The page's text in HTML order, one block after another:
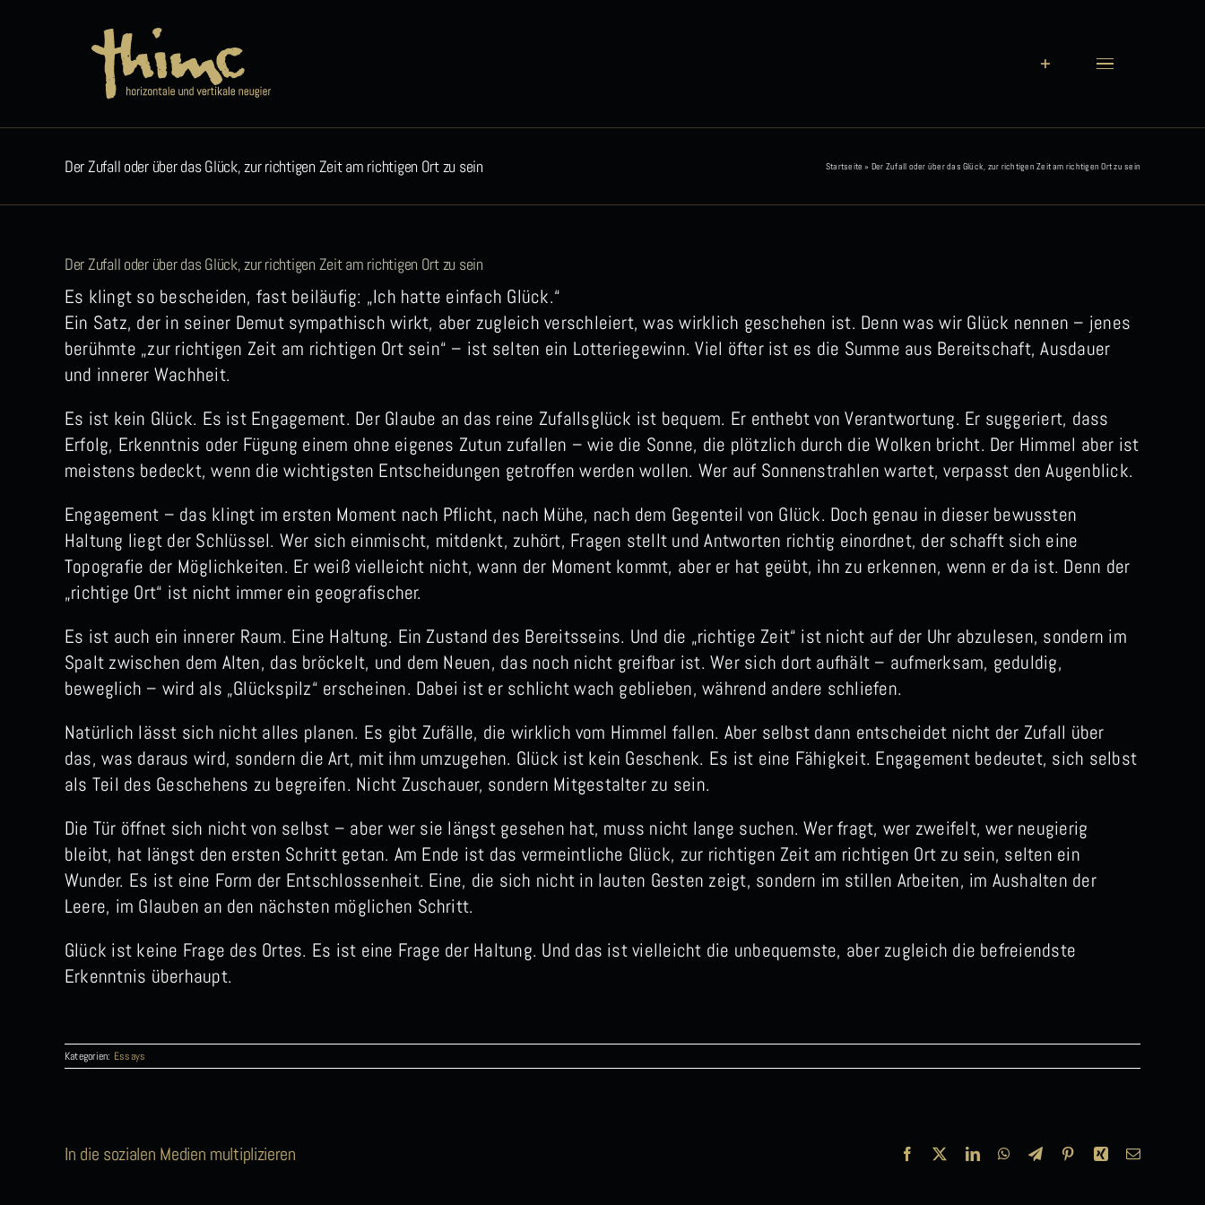
Der Zufall oder über das Glück, zur richtigen Zeit am richtigen Ort zu sein Startseite » Der Zufall oder über das Glück, zur richtigen Zeit am richtigen Ort zu sein
Der Zufall oder über das Glück, zur richtigen Zeit am richtigen Ort zu sein
Es klingt so bescheiden, fast beiläufig: „Ich hatte einfach Glück.“
Ein Satz, der in seiner Demut sympathisch wirkt, aber zugleich verschleiert, was wirklich geschehen ist. Denn was wir Glück nennen – jenes
berühmte „zur richtigen Zeit am richtigen Ort sein“ – ist selten ein Lotteriegewinn. Viel öfter ist es die Summe aus Bereitschaft, Ausdauer
und innerer Wachheit.
Es ist kein Glück. Es ist Engagement. Der Glaube an das reine Zufallsglück ist bequem. Er enthebt von Verantwortung. Er suggeriert, dass
Erfolg, Erkenntnis oder Fügung einem ohne eigenes Zutun zufallen – wie die Sonne, die plötzlich durch die Wolken bricht. Der Himmel aber ist
meistens bedeckt, wenn die wichtigsten Entscheidungen getroffen werden wollen. Wer auf Sonnenstrahlen wartet, verpasst den Augenblick.
Engagement – das klingt im ersten Moment nach Pflicht, nach Mühe, nach dem Gegenteil von Glück. Doch genau in dieser bewussten
Haltung liegt der Schlüssel. Wer sich einmischt, mitdenkt, zuhört, Fragen stellt und Antworten richtig einordnet, der schafft sich eine
Topografie der Möglichkeiten. Er weiß vielleicht nicht, wann der Moment kommt, aber er hat geübt, ihn zu erkennen, wenn er da ist. Denn der
„richtige Ort“ ist nicht immer ein geografischer.
Es ist auch ein innerer Raum. Eine Haltung. Ein Zustand des Bereitsseins. Und die „richtige Zeit“ ist nicht auf der Uhr abzulesen, sondern im
Spalt zwischen dem Alten, das bröckelt, und dem Neuen, das noch nicht greifbar ist. Wer sich dort aufhält – aufmerksam, geduldig,
beweglich – wird als „Glückspilz“ erscheinen. Dabei ist er schlicht wach geblieben, während andere schliefen.
Natürlich lässt sich nicht alles planen. Es gibt Zufälle, die wirklich vom Himmel fallen. Aber selbst dann entscheidet nicht der Zufall über
das, was daraus wird, sondern die Art, mit ihm umzugehen. Glück ist kein Geschenk. Es ist eine Fähigkeit. Engagement bedeutet, sich selbst
als Teil des Geschehens zu begreifen. Nicht Zuschauer, sondern Mitgestalter zu sein.
Die Tür öffnet sich nicht von selbst – aber wer sie längst gesehen hat, muss nicht lange suchen. Wer fragt, wer zweifelt, wer neugierig
bleibt, hat längst den ersten Schritt getan. Am Ende ist das vermeintliche Glück, zur richtigen Zeit am richtigen Ort zu sein, selten ein
Wunder. Es ist eine Form der Entschlossenheit. Eine, die sich nicht in lauten Gesten zeigt, sondern im stillen Arbeiten, im Aushalten der
Leere, im Glauben an den nächsten möglichen Schritt.
Glück ist keine Frage des Ortes. Es ist eine Frage der Haltung. Und das ist vielleicht die unbequemste, aber zugleich die befreiendste
Erkenntnis überhaupt.
Kategorien: Essays
In die sozialen Medien multiplizieren Facebook LinkedInWhatsApp
TelegramPinterestXing E-